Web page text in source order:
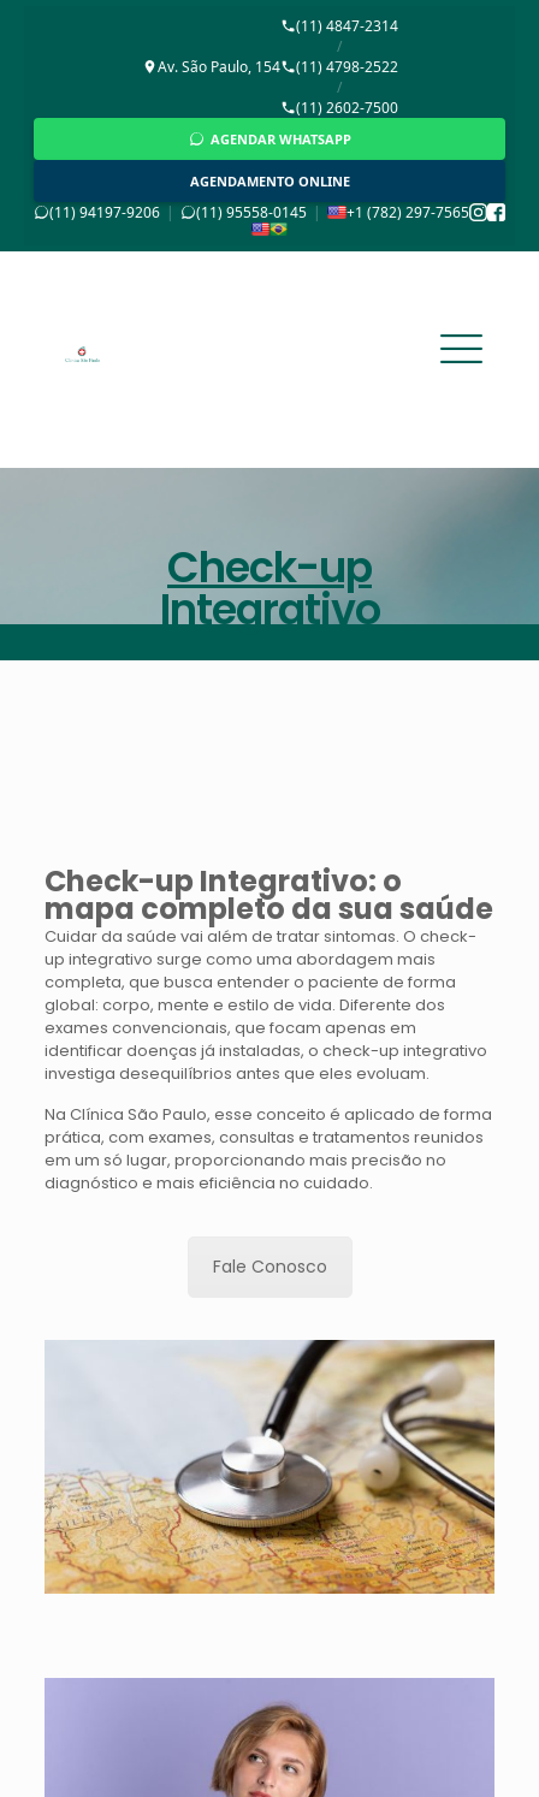
Av. São Paulo, 154
(11) 4847-2314
/
(11) 4798-2522
/
(11) 2602-7500
AGENDAR WHATSAPP
AGENDAMENTO ONLINE
(11) 94197-9206 | (11) 95558-0145 | +1 (782) 297-7565
Check-up
Integrativo
Check-up Integrativo: o
mapa completo da sua saúde
Cuidar da saúde vai além de tratar sintomas. O check-
up integrativo surge como uma abordagem mais
completa, que busca entender o paciente de forma
global: corpo, mente e estilo de vida. Diferente dos
exames convencionais, que focam apenas em
identificar doenças já instaladas, o check-up integrativo
investiga desequilíbrios antes que eles evoluam.
Na Clínica São Paulo, esse conceito é aplicado de forma
prática, com exames, consultas e tratamentos reunidos
em um só lugar, proporcionando mais precisão no
diagnóstico e mais eficiência no cuidado.
Fale Conosco